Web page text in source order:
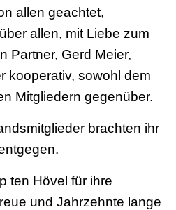
allen geachtet,
allen, mit Liebe zum
Partner, Gerd Meier,
kooperativ, sowohl dem
Mitgliedern gegenüber.
brachten ihr
ten Hövel für ihre
und Jahrzehnte lange